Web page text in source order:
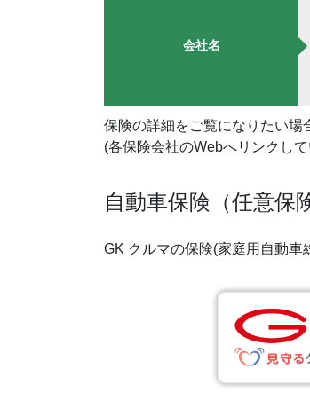
会社名
保険の詳細をご覧になりたい場
(各保険会社のWebへリンクし
自動車保険（任意保
GK クルマの保険(家庭用自動車